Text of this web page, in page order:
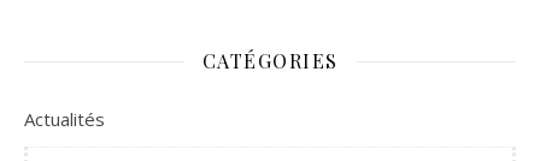
CATÉGORIES
Actualités